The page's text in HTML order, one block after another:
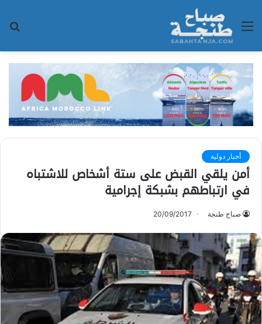
القائمة
أخبار دولية
أمن يلقي القبض على ستة أشخاص للاشتباه
في ارتباطهم بشبكة إجرامية
صباح طنجة 20/09/2017